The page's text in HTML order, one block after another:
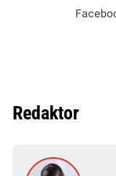
Redaktor